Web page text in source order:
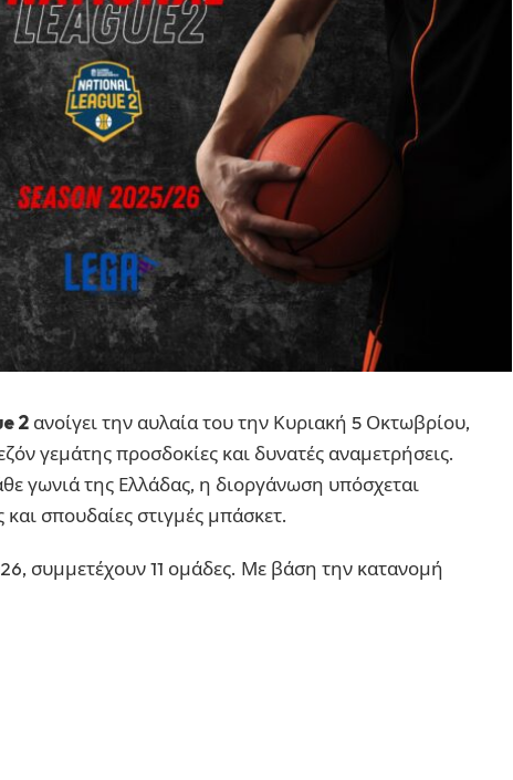
2 ανοίγει την αυλαία του την Κυριακή 5 Οκτωβρίου,
γεμάτης προσδοκίες και δυνατές αναμετρήσεις.
γωνιά της Ελλάδας, η διοργάνωση υπόσχεται
σπουδαίες στιγμές μπάσκετ.
συμμετέχουν 11 ομάδες. Με βάση την κατανομή